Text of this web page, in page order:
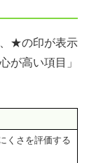
★の印が表示
が高い項目」
くさを評価する